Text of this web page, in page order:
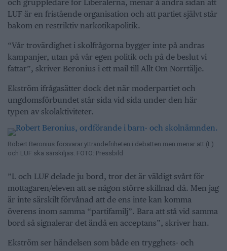
och gruppledare för Liberalerna, menar å andra sidan att
LUF är en fristående organisation och att partiet självt står
bakom en restriktiv narkotikapolitik.
“Vår trovärdighet i skolfrågorna bygger inte på andras
kampanjer, utan på vår egen politik och på de beslut vi
fattar”, skriver Beronius i ett mail till Allt Om Norrtälje.
Ekström ifrågasätter dock det när moderpartiet och
ungdomsförbundet står sida vid sida under den här
typen av skolaktiviteter.
Robert Beronius försvarar yttrandefriheten i debatten men menar att (L)
och LUF ska särskiljas. FOTO: Pressbild
”L och LUF delade ju bord, tror det är väldigt svårt för
mottagaren/eleven att se någon större skillnad då. Men jag
är inte särskilt förvånad att de ens inte kan komma
överens inom samma “partifamilj”. Bara att stå vid samma
bord så signalerar det ändå en acceptans”, skriver han.
Ekström ser händelsen som både en trygghets- och